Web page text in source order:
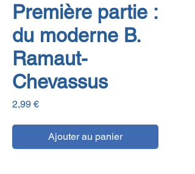
Première partie :
du moderne B.
Ramaut-
Chevassus
2,99 €Prix
Ajouter au panier